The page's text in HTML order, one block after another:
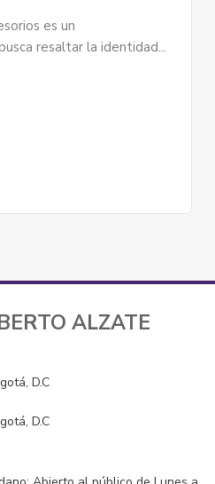
es un
resaltar la identidad...
ALZATE
D.C
D.C